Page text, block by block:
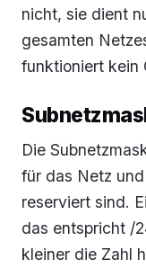
nicht, sie dient
gesamten
funktioniert kein
Die
für das Netz
reserviert sind.
das entspricht /
kleiner die Zahl